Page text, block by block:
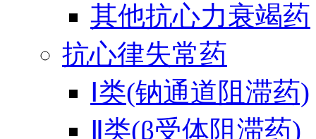
其他抗心力衰竭药
抗心律失常药
Ⅰ类(钠通道阻滞药)
Ⅱ类(β受体阻滞药)